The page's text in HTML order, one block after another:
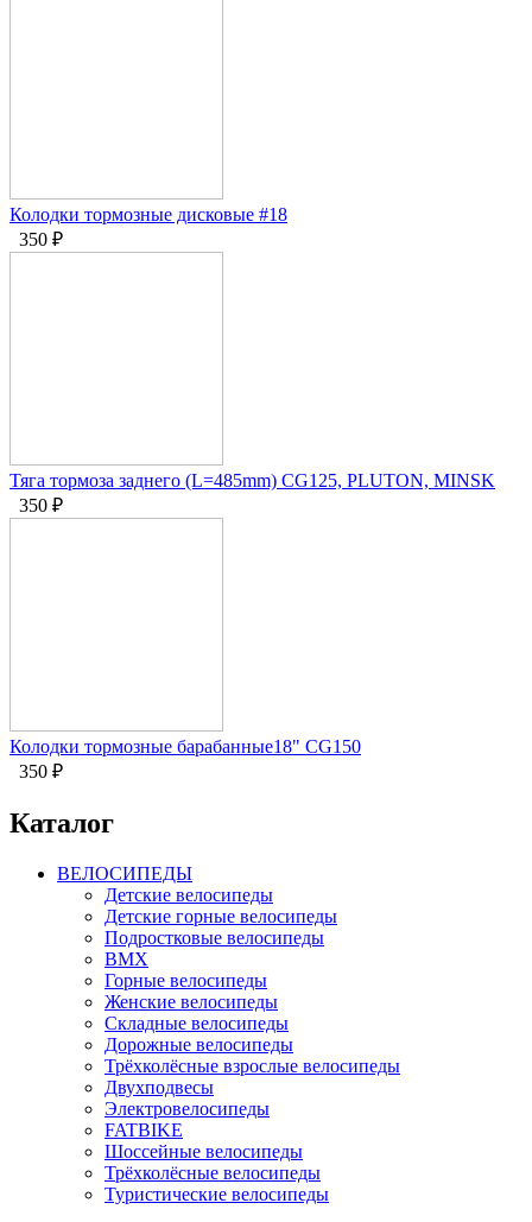
Колодки тормозные дисковые #18
350 ₽
Тяга тормоза заднего (L=485mm) CG125, PLUTON, MINSK
350 ₽
Колодки тормозные барабанные18" CG150
350 ₽
Каталог
ВЕЛОСИПЕДЫ
Детские велосипеды
Детские горные велосипеды
Подростковые велосипеды
BMX
Горные велосипеды
Женские велосипеды
Складные велосипеды
Дорожные велосипеды
Трёхколёсные взрослые велосипеды
Двухподвесы
Электровелосипеды
FATBIKE
Шоссейные велосипеды
Трёхколёсные велосипеды
Туристические велосипеды